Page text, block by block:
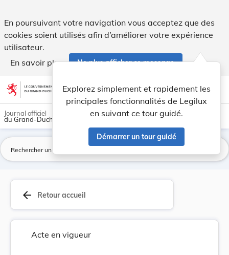
En poursuivant votre navigation vous acceptez que des
cookies soient utilisés afin d’améliorer votre expérience
utilisateur.
En savoir plus
Ne plus afficher ce message
Aller au contenu account_circle help Aide
Explorez simplement et rapidement les
principales fonctionnalités de Legilux
en suivant ce tour guidé.
Démarrer un tour guidé
light_mode dark_mode
Journal officiel
du Grand-Duché de Luxembourg
arrow_back Retour accueil
Acte en vigueur